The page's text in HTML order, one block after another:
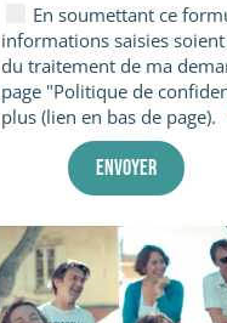
En soumettant ce
informations saisies
du traitement de ma
page "Politique de
plus (lien en bas de page).